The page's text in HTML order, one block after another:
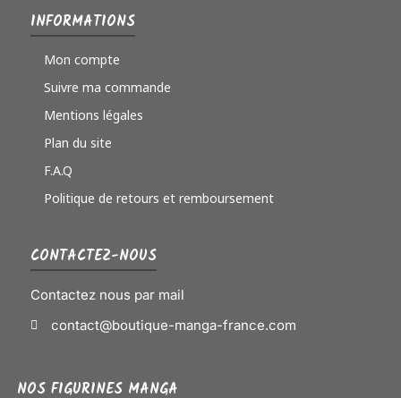
INFORMATIONS
Mon compte
Suivre ma commande
Mentions légales
Plan du site
F.A.Q
Politique de retours et remboursement
CONTACTEZ-NOUS
Contactez nous par mail
contact@boutique-manga-france.com
NOS FIGURINES MANGA